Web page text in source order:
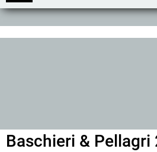
Baschieri & Pellagri